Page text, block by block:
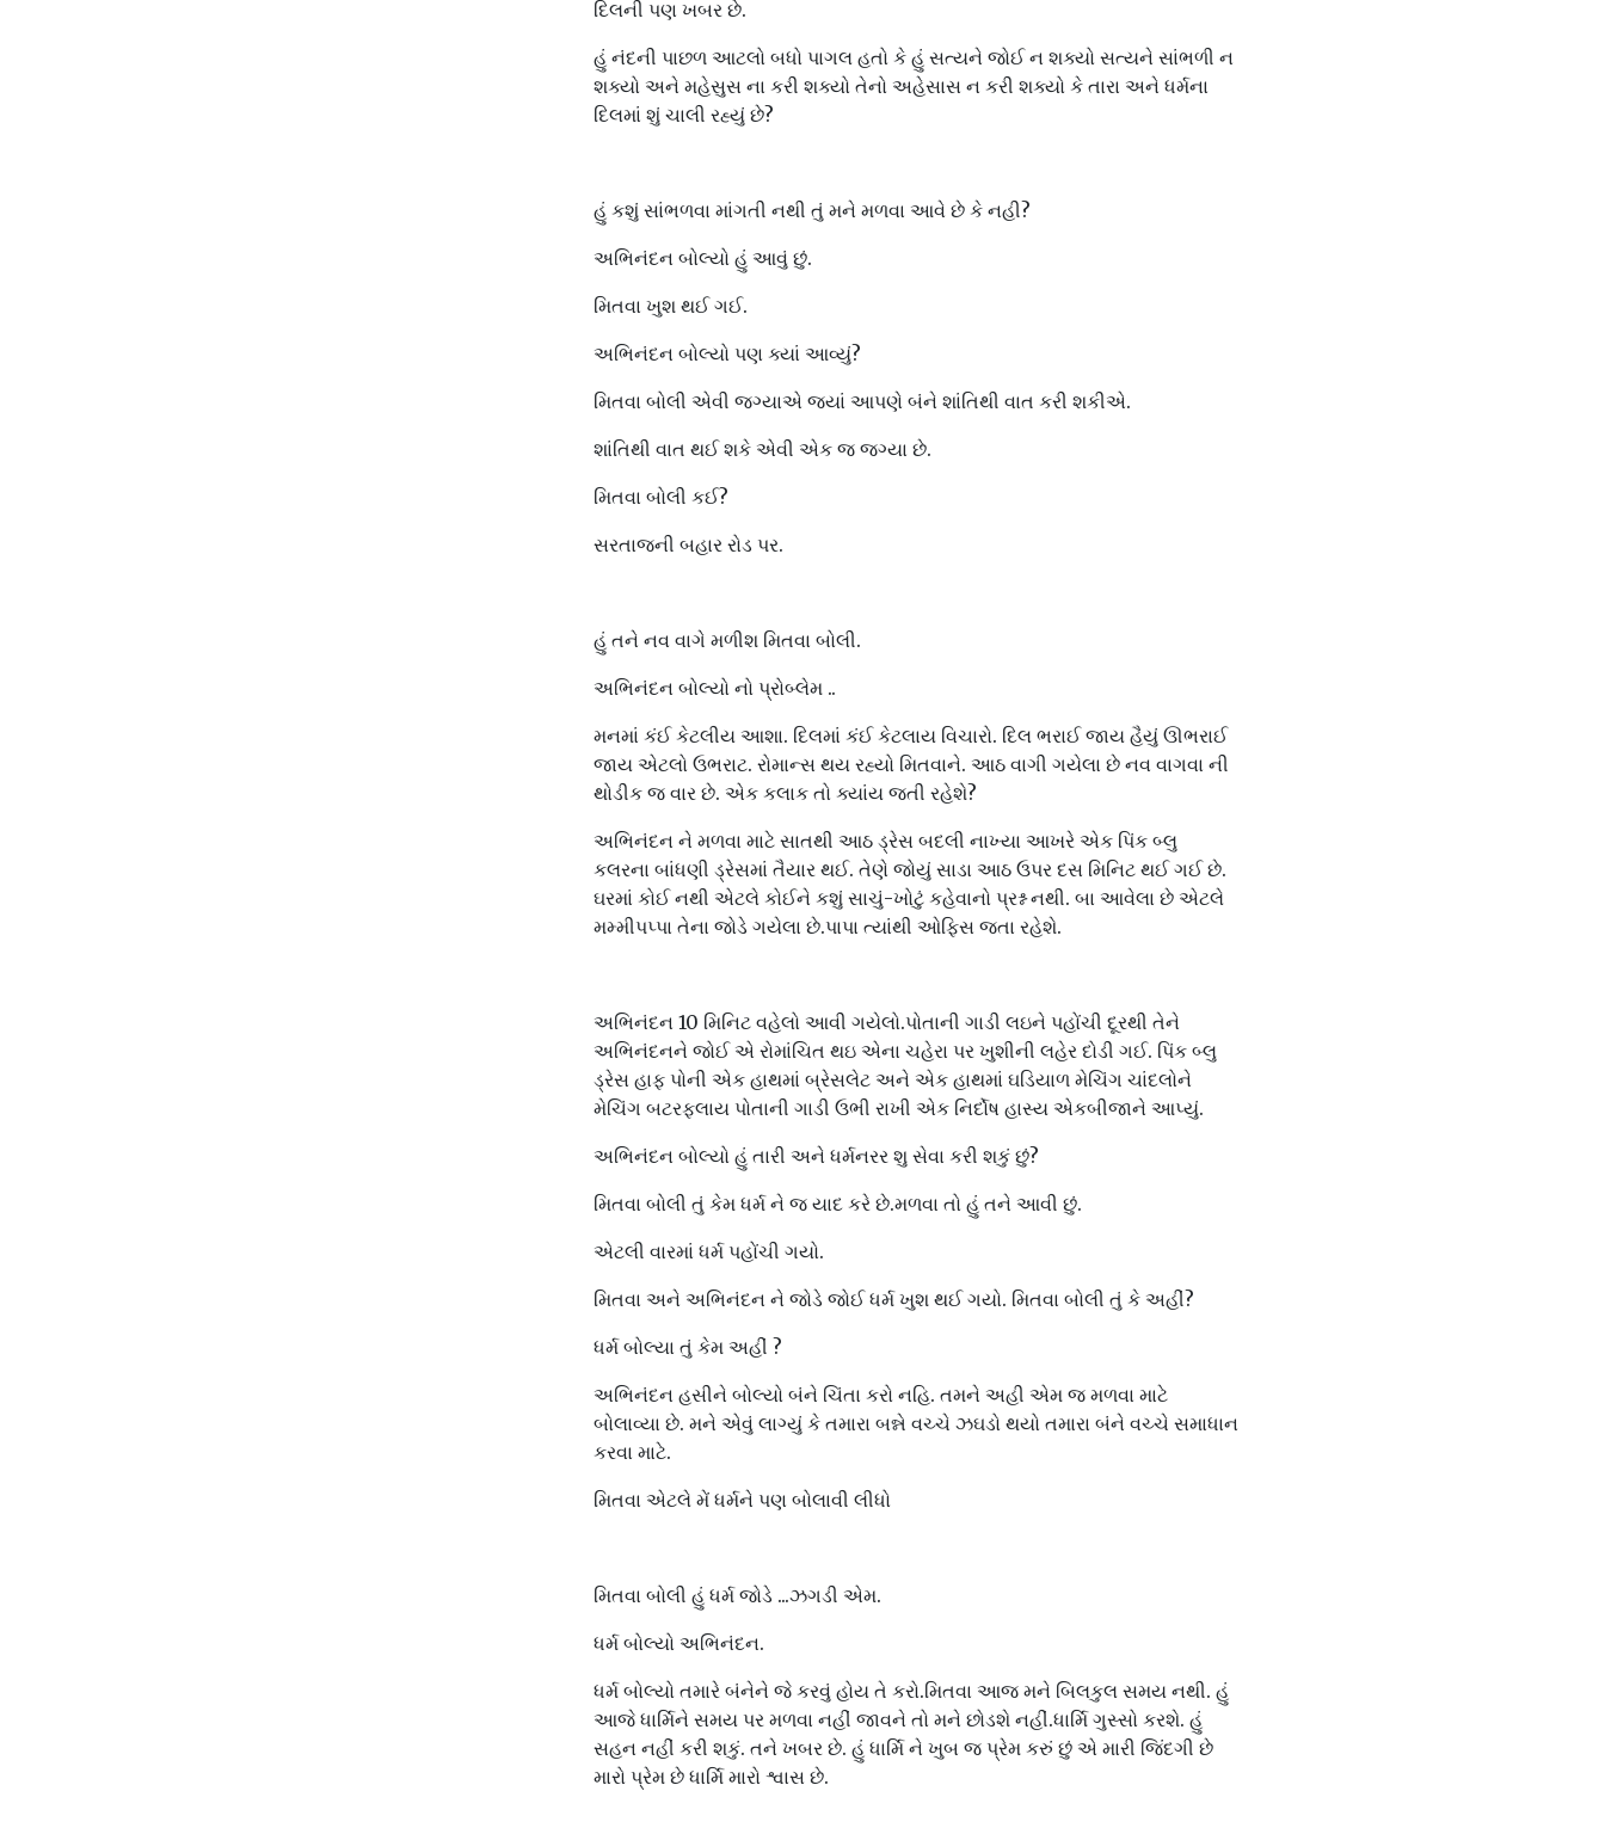
દિલની પણ ખબર છે.
હું નંદની પાછળ આટલો બધો પાગલ હતો કે હું સત્યને જોઈ ન શક્યો સત્યને સાંભળી ન
શક્યો અને મહેસુસ ના કરી શક્યો તેનો અહેસાસ ન કરી શક્યો કે તારા અને ધર્મના
દિલમાં શું ચાલી રહ્યું છે?
હું કશું સાંભળવા માંગતી નથી તું મને મળવા આવે છે કે નહી?
અભિનંદન બોલ્યો હું આવું છું.
મિતવા ખુશ થઈ ગઈ.
અભિનંદન બોલ્યો પણ ક્યાં આવ્યું?
મિતવા બોલી એવી જગ્યાએ જ્યાં આપણે બંને શાંતિથી વાત કરી શકીએ.
શાંતિથી વાત થઈ શકે એવી એક જ જગ્યા છે.
મિતવા બોલી કઈ?
સરતાજની બહાર રોડ પર.
હું તને નવ વાગે મળીશ મિતવા બોલી.
અભિનંદન બોલ્યો નો પ્રોબ્લેમ ..
મનમાં કંઈ કેટલીય આશા. દિલમાં કંઈ કેટલાય વિચારો. દિલ ભરાઈ જાય હૈયું ઊભરાઈ
જાય એટલો ઉભરાટ. રોમાન્સ થય રહ્યો મિતવાને. આઠ વાગી ગયેલા છે નવ વાગવા ની
થોડીક જ વાર છે. એક કલાક તો ક્યાંય જતી રહેશે?
અભિનંદન ને મળવા માટે સાતથી આઠ ડ્રેસ બદલી નાખ્યા આખરે એક પિંક બ્લુ
કલરના બાંધણી ડ્રેસમાં તૈયાર થઈ. તેણે જોયું સાડા આઠ ઉપર દસ મિનિટ થઈ ગઈ છે.
ઘરમાં કોઈ નથી એટલે કોઈને કશું સાચું-ખોટું કહેવાનો પ્રશ્ન નથી. બા આવેલા છે એટલે
મમ્મીપપ્પા તેના જોડે ગયેલા છે.પાપા ત્યાંથી ઓફિસ જતા રહેશે.
અભિનંદન 10 મિનિટ વહેલો આવી ગયેલો.પોતાની ગાડી લઇને પહોંચી દૂરથી તેને
અભિનંદનને જોઈ એ રોમાંચિત થઇ એના ચહેરા પર ખુશીની લહેર દોડી ગઈ. પિંક બ્લુ
ડ્રેસ હાફ પોની એક હાથમાં બ્રેસલેટ અને એક હાથમાં ઘડિયાળ મેચિંગ ચાંદલોને
મેચિંગ બટરફ્લાય પોતાની ગાડી ઉભી રાખી એક નિર્દોષ હાસ્ય એકબીજાને આપ્યું.
અભિનંદન બોલ્યો હું તારી અને ધર્મનરર શુ સેવા કરી શકું છું?
મિતવા બોલી તું કેમ ધર્મ ને જ યાદ કરે છે.મળવા તો હું તને આવી છું.
એટલી વારમાં ધર્મ પહોંચી ગયો.
મિતવા અને અભિનંદન ને જોડે જોઈ ધર્મ ખુશ થઈ ગયો. મિતવા બોલી તું કે અહીં?
ધર્મ બોલ્યા તું કેમ અહીં ?
અભિનંદન હસીને બોલ્યો બંને ચિંતા કરો નહિ. તમને અહી એમ જ મળવા માટે
બોલાવ્યા છે. મને એવું લાગ્યું કે તમારા બન્ને વચ્ચે ઝઘડો થયો તમારા બંને વચ્ચે સમાધાન
કરવા માટે.
મિતવા એટલે મેં ધર્મને પણ બોલાવી લીધો
મિતવા બોલી હું ધર્મ જોડે ...ઝગડી એમ.
ધર્મ બોલ્યો અભિનંદન.
ધર્મ બોલ્યો તમારે બંનેને જે કરવું હોય તે કરો.મિતવા આજ મને બિલકુલ સમય નથી. હું
આજે ધાર્મિને સમય પર મળવા નહીં જાવને તો મને છોડશે નહીં.ધાર્મિ ગુસ્સો કરશે. હું
સહન નહીં કરી શકું. તને ખબર છે. હું ધાર્મિ ને ખુબ જ પ્રેમ કરું છું એ મારી જિંદગી છે
મારો પ્રેમ છે ધાર્મિ મારો શ્વાસ છે.